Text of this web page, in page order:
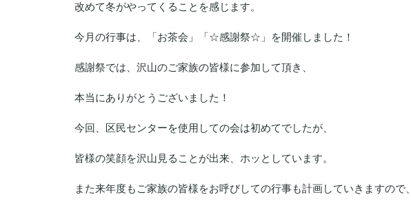
改めて冬がやってくることを感じます。
今月の行事は、「お茶会」「☆感謝祭☆」を開催しました！
感謝祭では、沢山のご家族の皆様に参加して頂き、
本当にありがとうございました！
今回、区民センターを使用しての会は初めてでしたが、
皆様の笑顔を沢山見ることが出来、ホッとしています。
また来年度もご家族の皆様をお呼びしての行事も計画していきますので、